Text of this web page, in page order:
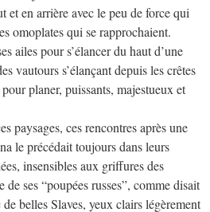
et en arrière avec le peu de force qui
omoplates qui se rapprochaient.
ailes pour s’élancer du haut d’une
vautours s’élançant depuis les crêtes
planer, puissants, majestueux et
paysages, ces rencontres après une
le précédait toujours dans leurs
insensibles aux griffures des
ses “poupées russes”, comme disait
belles Slaves, yeux clairs légèrement